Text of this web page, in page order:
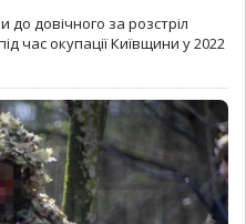
до довічного за розстріл
час окупації Київщини у 2022